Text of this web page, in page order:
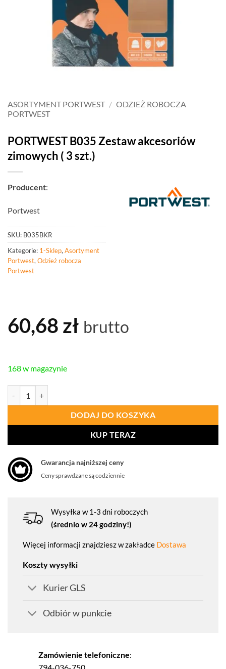
ASORTYMENT PORTWEST / ODZIEŻ ROBOCZA
PORTWEST
PORTWEST B035 Zestaw akcesoriów
zimowych ( 3 szt.)
Producent:
Portwest
SKU: B035BKR
Kategorie: 1-Sklep,Asortyment
Portwest,Odzież robocza
Portwest
60,68 zł brutto
168 w magazynie
DODAJ DO KOSZYKA
KUP TERAZ
Gwarancja najniższej ceny
Ceny sprawdzane są codziennie
Wysyłka w 1-3 dni roboczych
(średnio w 24 godziny!)
Więcej informacji znajdziesz w zakładce Dostawa
Koszty wysyłki
Kurier GLS
Odbiór w punkcie
Zamówienie telefoniczne: